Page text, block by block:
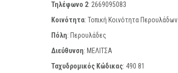
Τηλέφωνο 2: 2669095083
Κοινότητα: Τοπική Κοινότητα Περουλάδων
Πόλη: Περουλάδες
Διεύθυνση: ΜΕΛΙΤΣΑ
Ταχυδρομικός Κώδικας: 490 81